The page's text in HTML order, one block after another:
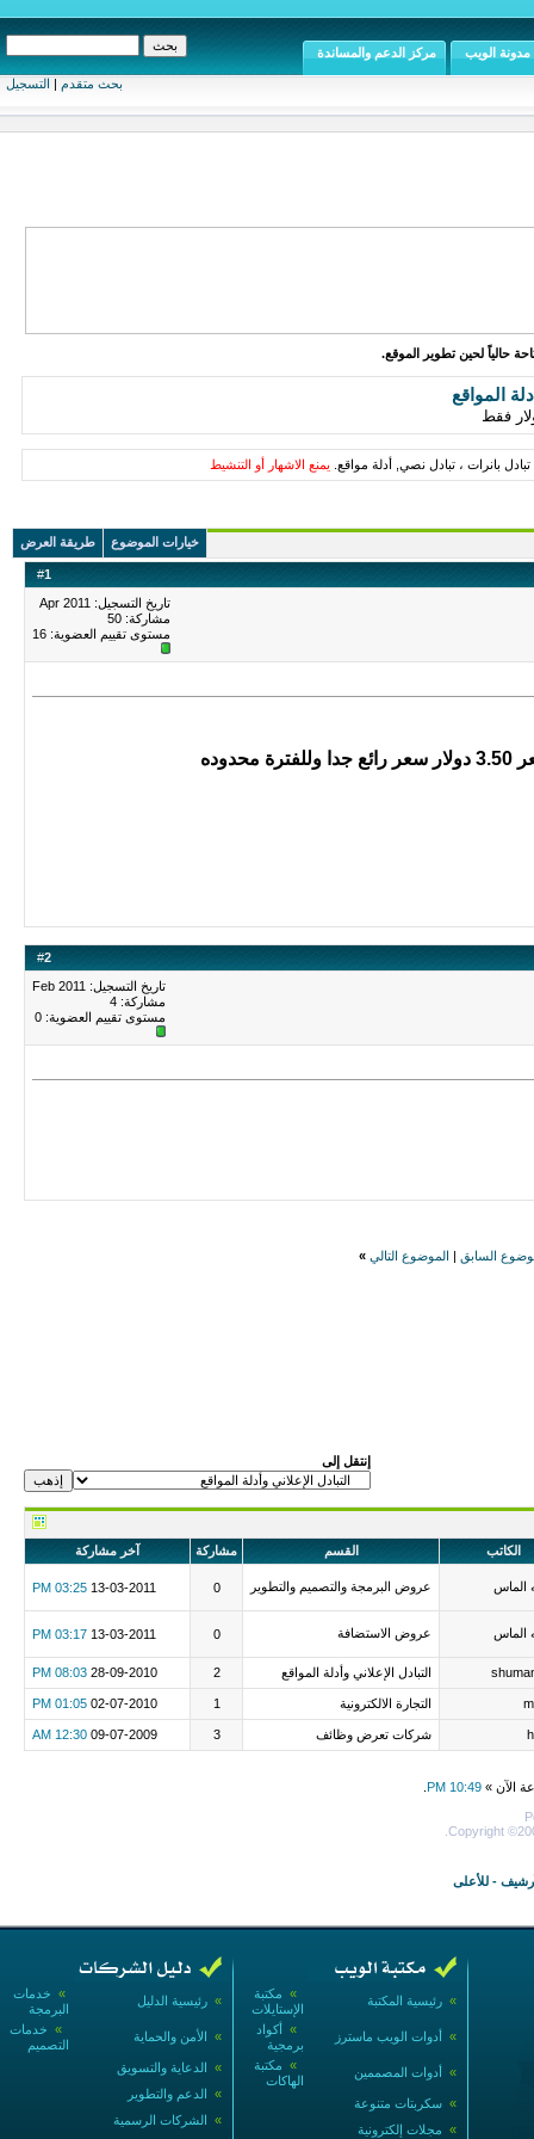
بحث متقدم | التسجيل
مدونة الويب مركز الدعم والمساندة
حالياً لحين تطوير الموقع.
المواقع
بانرات ، تبادل نصي, أدلة مواقع. يمنع الاشهار أو التنشيط
خيارات الموضوع طريقة العرض
#1
تاريخ التسجيل: Apr 2011
مشاركة: 50
مستوى تقييم العضوية: 16
#2
تاريخ التسجيل: Feb 2011
مشاركة: 4
مستوى تقييم العضوية: 0
السابق الموضوع التالي »
إنتقل إلى
الكاتب القسم مشاركة آخر مشاركة
الماس عروض البرمجة والتصميم والتطوير 0
13-03-2011
03:25 PM
الماس عروض الاستضافة 0
13-03-2011
03:17 PM
التبادل الإعلاني وأدلة المواقع 2
28-09-2010
08:03 PM
التجارة الالكترونية 1
02-07-2010
01:05 PM
شركات تعرض وظائف 3
09-07-2009
12:30 AM
الآن » 10:49 PM
Copyright
- للأعلى
» خدمات
البرمجة
» رئيسية الدليل
» خدمات
التصميم
» الأمن والحماية
» الدعاية والتسويق
» الدعم والتطوير
» الشركات الرسمية
» مكتبة
الإستايلات
» رئيسية المكتبة
» أكواد
برمجية
» أدوات الويب ماسترز
» مكتبة
الهاكات
» أدوات المصممين
» سكربتات متنوعة
» مجلات إلكترونية